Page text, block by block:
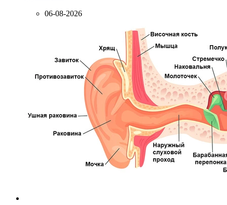
06-08-2026